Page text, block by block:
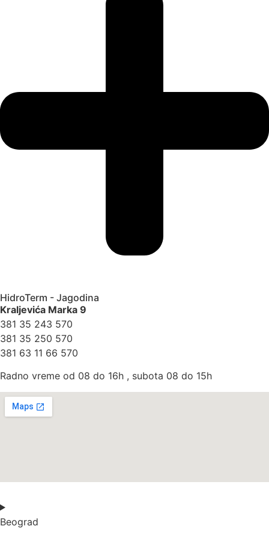
HidroTerm - Jagodina
Kraljevića Marka 9
381 35 243 570
381 35 250 570
381 63 11 66 570
Radno vreme od 08 do 16h , subota 08 do 15h
Beograd